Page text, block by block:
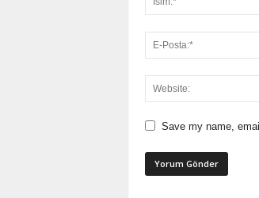
Save my name,